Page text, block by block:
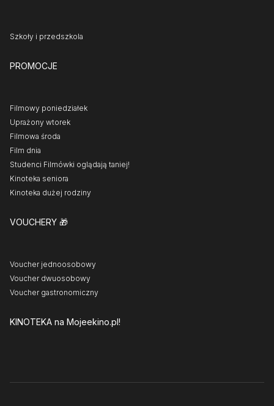
Szkoły i przedszkola
PROMOCJE
Filmowy poniedziałek
Uprażony wtorek
Filmowa środa
Film dnia
Studenci Filmówki oglądają taniej!
Kinoteka seniora
Kinoteka dużej rodziny
VOUCHERY 🎁
Voucher jednoosobowy
Voucher dwuosobowy
Voucher gastronomiczny
KINOTEKA na Mojeekino.pl!